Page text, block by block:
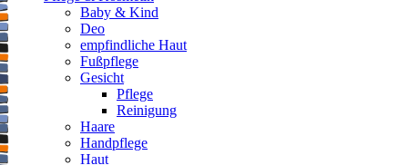
Baby & Kind
Deo
empfindliche Haut
Fußpflege
Gesicht
Pflege
Reinigung
Haare
Handpflege
Haut